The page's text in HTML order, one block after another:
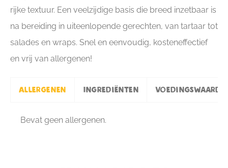
rijke textuur. Een veelzijdige basis die breed inzetbaar is
na bereiding in uiteenlopende gerechten, van tartaar tot
salades en wraps. Snel en eenvoudig, kosteneffectief
en vrij van allergenen!
Allergenen Ingrediënten
Bevat geen allergenen.